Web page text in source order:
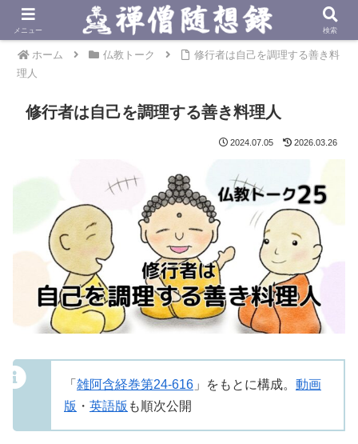
ホーム 仏教トーク
修行者は自己を調理する善き料
理人
修行者は自己を調理する善き料理人
2024.07.05 2026.03.26
「 雑阿含経巻第24-616 」をもとに構成。 動画
版 ・ 英語版 も順次公開
メニュー 検索